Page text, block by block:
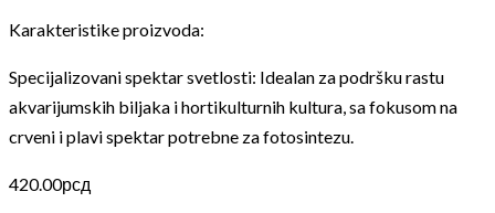
Karakteristike proizvoda:
Specijalizovani spektar svetlosti: Idealan za podršku rastu
akvarijumskih biljaka i hortikulturnih kultura, sa fokusom na
crveni i plavi spektar potrebne za fotosintezu.
420.00рсд